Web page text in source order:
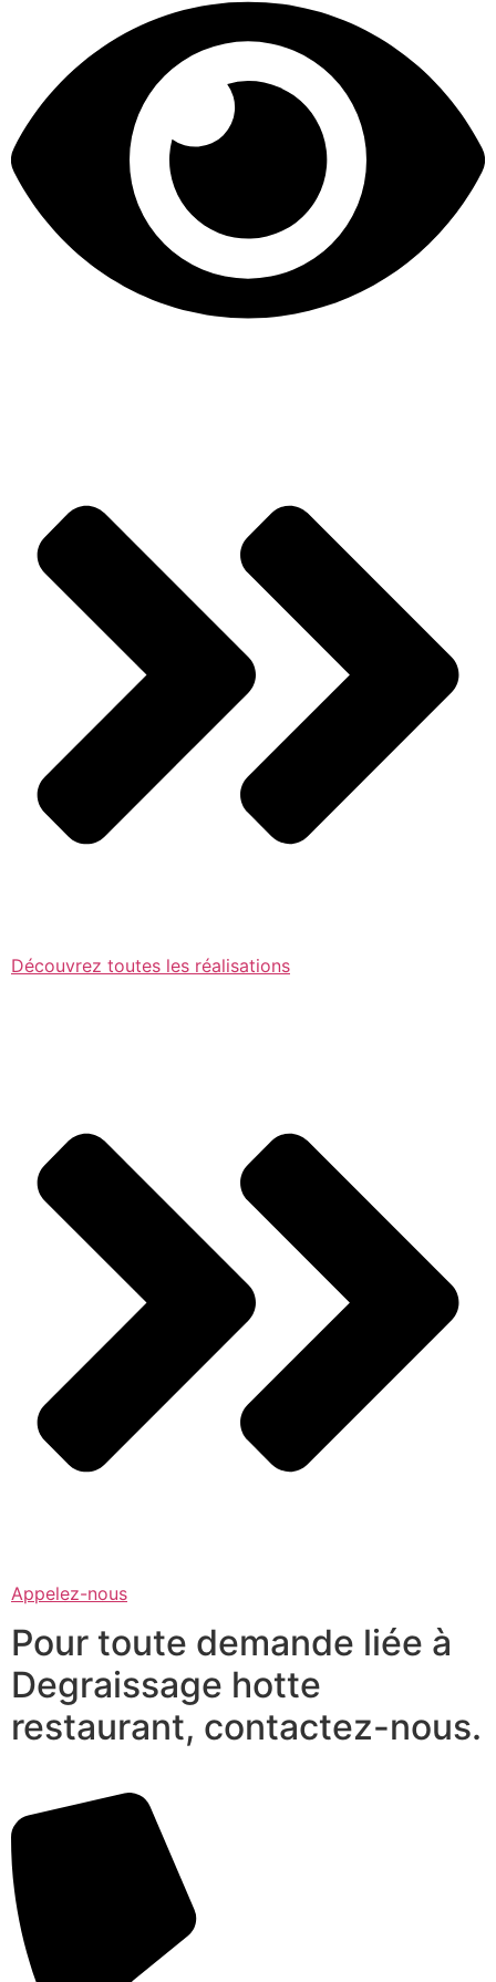
Découvrez toutes les réalisations
Appelez-nous
Pour toute demande liée à
Degraissage hotte
restaurant, contactez-nous.